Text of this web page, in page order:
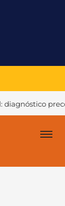
de câncer